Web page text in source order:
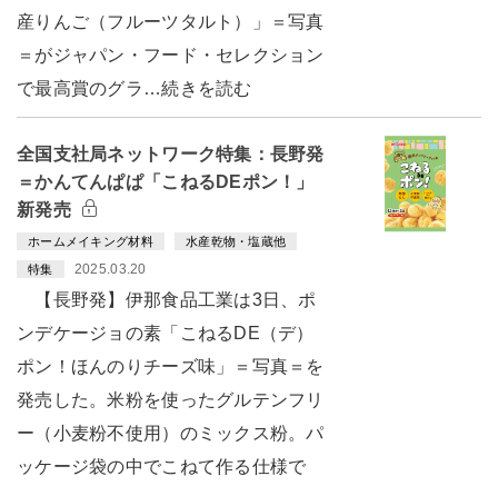
産りんご（フルーツタルト）」＝写真
＝がジャパン・フード・セレクション
で最高賞のグラ…続きを読む
全国支社局ネットワーク特集：長野発
＝かんてんぱぱ「こねるDEポン！」
新発売
ホームメイキング材料 水産乾物・塩蔵他
特集 2025.03.20
【長野発】伊那食品工業は3日、ポ
ンデケージョの素「こねるDE（デ）
ポン！ほんのりチーズ味」＝写真＝を
発売した。米粉を使ったグルテンフリ
ー（小麦粉不使用）のミックス粉。パ
ッケージ袋の中でこねて作る仕様で